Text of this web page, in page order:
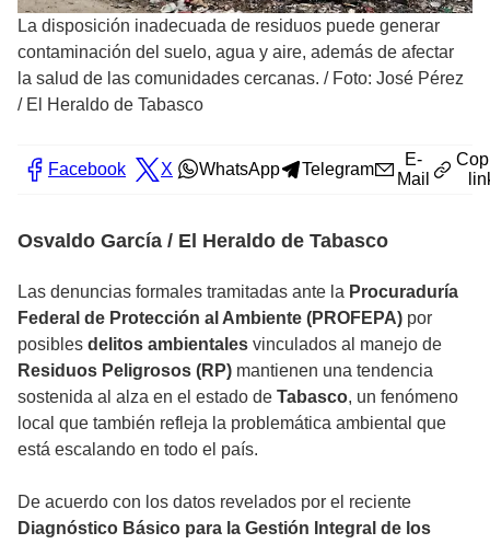
La disposición inadecuada de residuos puede generar
contaminación del suelo, agua y aire, además de afectar
la salud de las comunidades cercanas. / Foto: José Pérez
/ El Heraldo de Tabasco
Facebook X WhatsApp Telegram
E-
Mail
Osvaldo García / El Heraldo de Tabasco
Las denuncias formales tramitadas ante la Procuraduría
Federal de Protección al Ambiente (PROFEPA) por
posibles delitos ambientales vinculados al manejo de
Residuos Peligrosos (RP) mantienen una tendencia
sostenida al alza en el estado de Tabasco, un fenómeno
local que también refleja la problemática ambiental que
está escalando en todo el país.
De acuerdo con los datos revelados por el reciente
Diagnóstico Básico para la Gestión Integral de los